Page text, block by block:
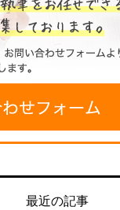
最近の記事